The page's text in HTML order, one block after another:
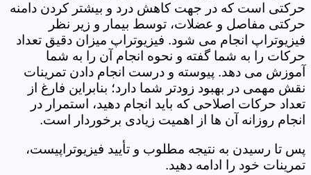
حرکتی است که در جهت کاهش درد و بیشتر کردن دامنه
حرکتی مفاصل و عضلات، توسط بیمار و زیر نظر
فیزیوتراپ انجام می شود. فیزیوتراپ میزان دقیق تعداد
حرکات را به شما گفته و نحوه انجام آن را به شما
آموزش می دهد. پیوسته و درست انجام دادن تمرینات
نقش مهمی در بهبود زودتر شما دارد؛ بنابراین فارغ از
تعداد حرکات اصلاحی که باید انجام دهید، استمرار در
انجام روزانه آن ها از اهمیت زیادی برخوردار است.
پس تا رسیدن به نتیجه مطلوب و تأیید فیزیوتراپیست،
تمرینات خود را ادامه دهید.